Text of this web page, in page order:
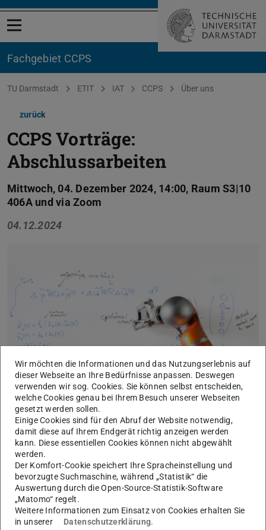
Menü öffnen
Fachgebiet CCPS
Sie befinden sich hier:
TU Darmstadt ETIT IAT CCPS Über uns
zurück
CCPS Vorträge:
Abschlussarbeiten
Mittwoch, 04. Dezember 2024, 14:00, Raum S3|10
406A und via Zoom
04.12.2024
An dem oben genannten Termin finden folgende Vorträge
statt:
14:00: Mustafa Kamal (Bachelor Thesis)
Closed-Loop Learning for individualized and Adaptive
Control of Lower Limb Exoskeletons“, Vortragssprache:
Deutsch
Betreuer: Sebastian Hirt
Gäste sind herzlich willkommen: Raum S3|10 406A
Wir möchten die Informationen und das Nutzungserlebnis auf
dieser Webseite an Ihre Bedürfnisse anpassen. Deswegen
verwenden wir sog. Cookies. Sie können selbst entscheiden,
welche Cookies genau bei Ihrem Besuch unserer Webseiten
gesetzt werden sollen.
Einige Cookies sind für den Abruf der Website notwendig,
damit diese auf Ihrem Endgerät richtig anzeigen werden
kann. Diese essentiellen Cookies können nicht abgewählt
werden.
Der Komfort-Cookie speichert Ihre Spracheinstellung und
bevorzugte Suchmaschine, während „Statistik“ die
Auswertung durch die Open-Source-Statistik-Software
„Matomo“ regelt.
Weitere Informationen zum Einsatz von Cookies erhalten Sie
in unserer
Datenschutzerklärung.